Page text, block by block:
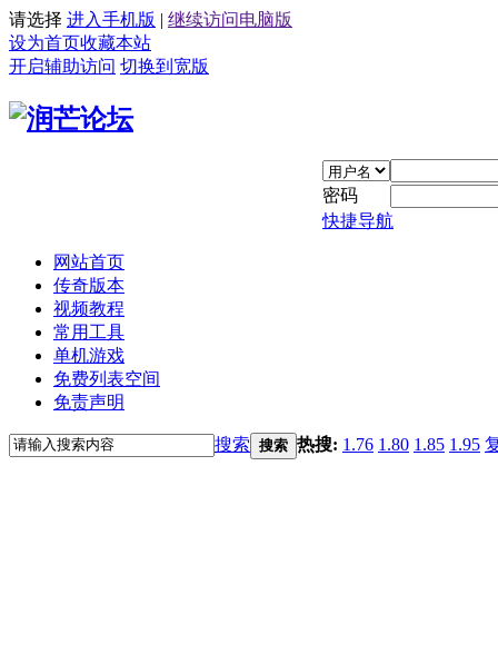
请选择 进入手机版 | 继续访问电脑版
设为首页收藏本站
开启辅助访问 切换到宽版
密码
快捷导航
网站首页
传奇版本
视频教程
常用工具
单机游戏
免费列表空间
免责声明
搜索 搜索 热搜: 1.76 1.80 1.85 1.95